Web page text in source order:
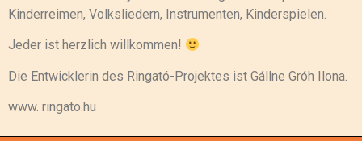
Kinderreimen, Volksliedern, Instrumenten, Kinderspielen.
Jeder ist herzlich willkommen!
Die Entwicklerin des Ringató-Projektes ist Gállne Gróh Ilona.
www. ringato.hu